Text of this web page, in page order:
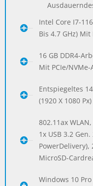
Intel Core I7-
Bis 4.7 GHz)
16 GB DDR4-
Mit PCIe/
Entspiegeltes
(1920 X 1080 Px)
802.11ax
1x USB 3.2
PowerDelivery),
MicroSD-
Windows 10